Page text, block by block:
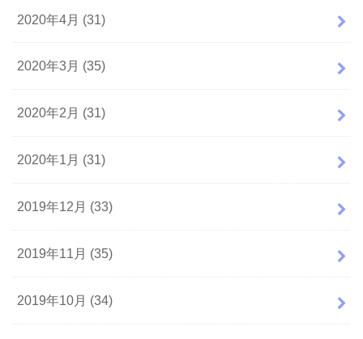
2020年4月 (31)
2020年3月 (35)
2020年2月 (31)
2020年1月 (31)
2019年12月 (33)
2019年11月 (35)
2019年10月 (34)